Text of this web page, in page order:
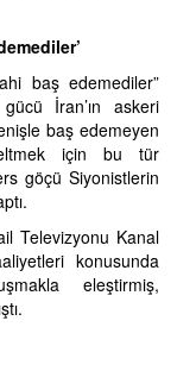
baş edemediler”
İran’ın askeri
baş edemeyen
için bu tür
göçü Siyonistlerin
Televizyonu Kanal
konusunda
eleştirmiş,